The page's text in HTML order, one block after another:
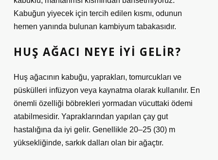
Kabuğun yiyecek için tercih edilen kısmı, odunun
hemen yanında bulunan kambiyum tabakasıdır.
HUŞ AĞACI NEYE IYI GELIR?
Huş ağacının kabuğu, yaprakları, tomurcukları ve
püskülleri infüzyon veya kaynatma olarak kullanılır. En
önemli özelliği böbrekleri yormadan vücuttaki ödemi
atabilmesidir. Yapraklarından yapılan çay gut
hastalığına da iyi gelir. Genellikle 20–25 (30) m
yüksekliğinde, sarkık dalları olan bir ağaçtır.